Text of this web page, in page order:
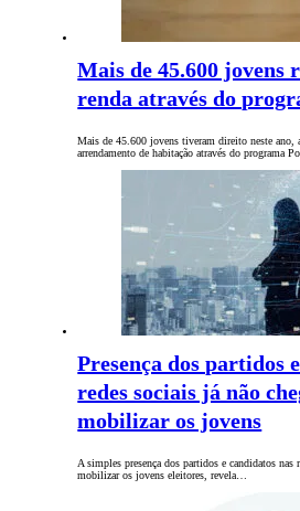
Mais de 45.600 jovens
renda através do
Mais de 45.600 jovens tiveram direito neste ano,
arrendamento de habitação através do programa
Presença dos partidos
redes sociais já não
mobilizar os jovens
A simples presença dos partidos e candidatos nas
mobilizar os jovens eleitores, revela…